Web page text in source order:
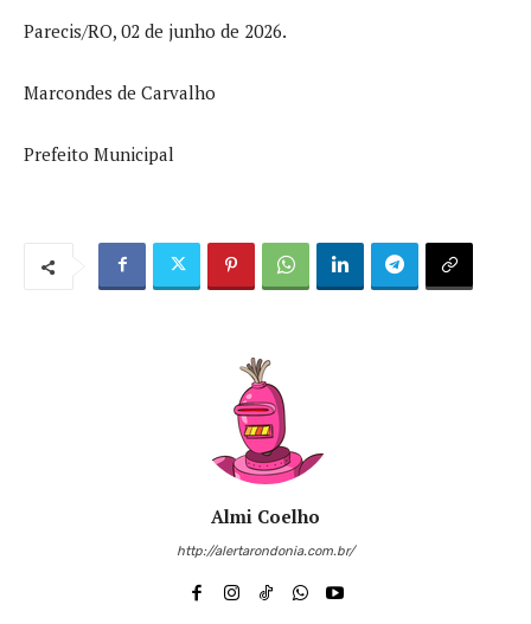
Parecis/RO, 02 de junho de 2026.
Marcondes de Carvalho
Prefeito Municipal
Almi Coelho
http://alertarondonia.com.br/